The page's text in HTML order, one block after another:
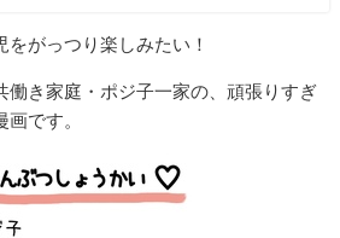
がっつり楽しみたい！
働き家庭・ポジ子一家の、頑張りすぎ
です。